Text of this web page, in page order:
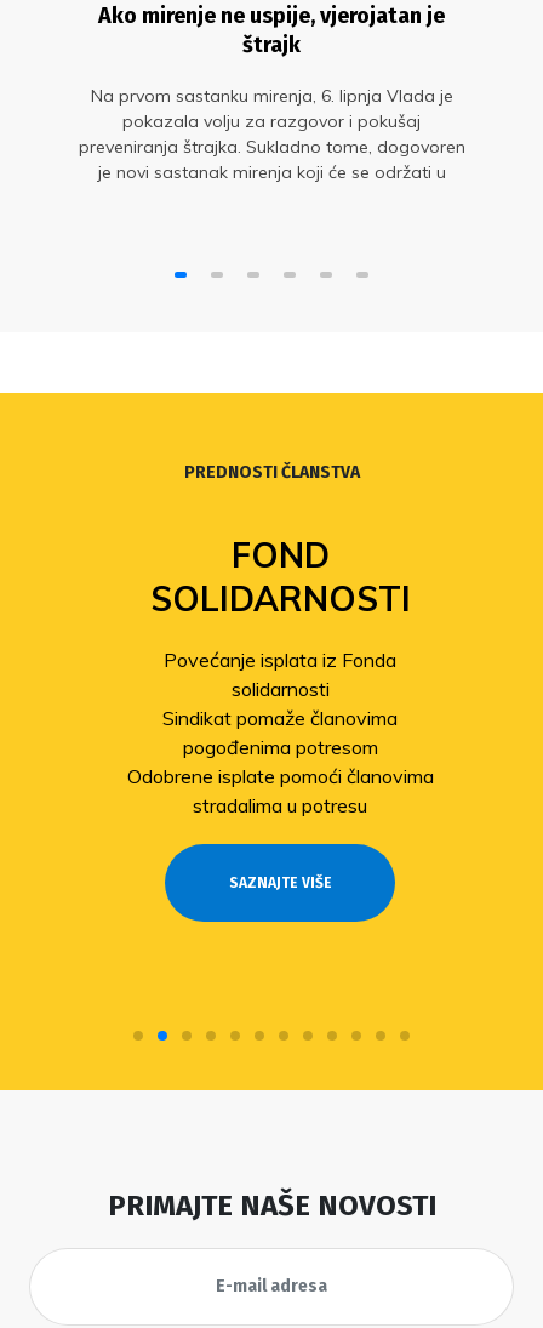
Ako mirenje ne uspije, vjerojatan je
štrajk
Na prvom sastanku mirenja, 6. lipnja Vlada je
pokazala volju za razgovor i pokušaj
preveniranja štrajka. Sukladno tome, dogovoren
je novi sastanak mirenja koji će se održati u
PREDNOSTI ČLANSTVA
FOND
SOLIDARNOSTI
Povećanje isplata iz Fonda
solidarnosti
Sindikat pomaže članovima
pogođenima potresom
Odobrene isplate pomoći članovima
stradalima u potresu
SAZNAJTE VIŠE
PRIMAJTE NAŠE NOVOSTI